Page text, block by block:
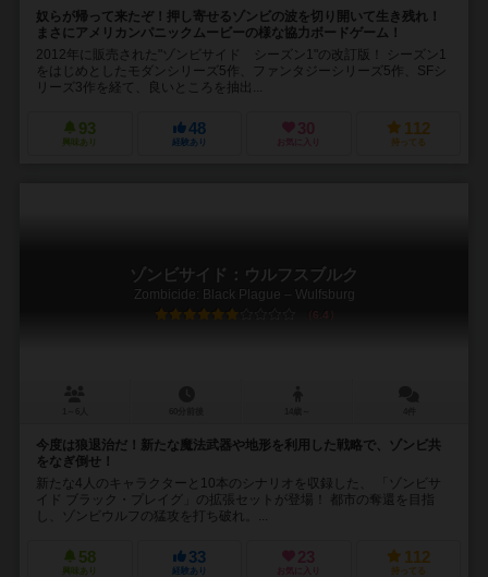
奴らが帰って来たぞ！押し寄せるゾンビの波を切り開いて生き残れ！
まさにアメリカンパニックムービーの様な協力ボードゲーム！
2012年に販売された"ゾンビサイド シーズン1"の改訂版！ シーズン1
をはじめとしたモダンシリーズ5作、ファンタジーシリーズ5作、SFシ
リーズ3作を経て、良いところを抽出...
93
興味あり
48
経験あり
30
お気に入り
112
持ってる
ゾンビサイド：ウルフスブルク
Zombicide: Black Plague – Wulfsburg
6.4
今度は狼退治だ！新たな魔法武器や地形を利用した戦略で、ゾンビ共
をなぎ倒せ！
新たな4人のキャラクターと10本のシナリオを収録した、 「ゾンビサ
イド ブラック・プレイグ」の拡張セットが登場！ 都市の奪還を目指
し、ゾンビウルフの猛攻を打ち破れ。...
58
興味あり
33
経験あり
23
お気に入り
112
持ってる